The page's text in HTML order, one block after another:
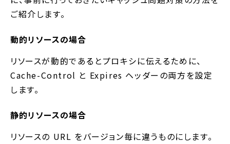
ご紹介します。
動的リソースの場合
リソースが動的であるとプロキシに伝えるために、
Cache-Control と Expires ヘッダーの両方を設定
します。
静的リソースの場合
リソースの URL をバージョン毎に違うものにします。